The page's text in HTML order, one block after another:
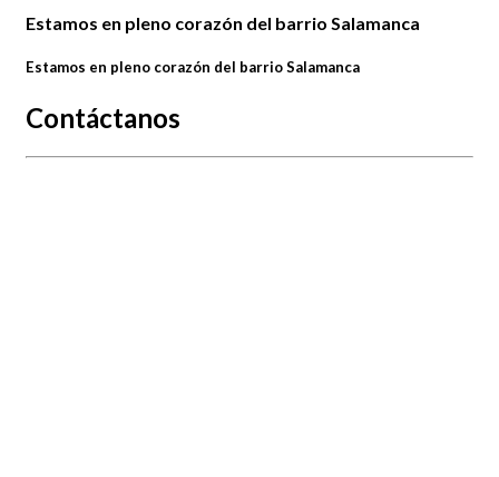
Estamos en pleno corazón del barrio Salamanca
Estamos en pleno corazón del barrio Salamanca
Contáctanos